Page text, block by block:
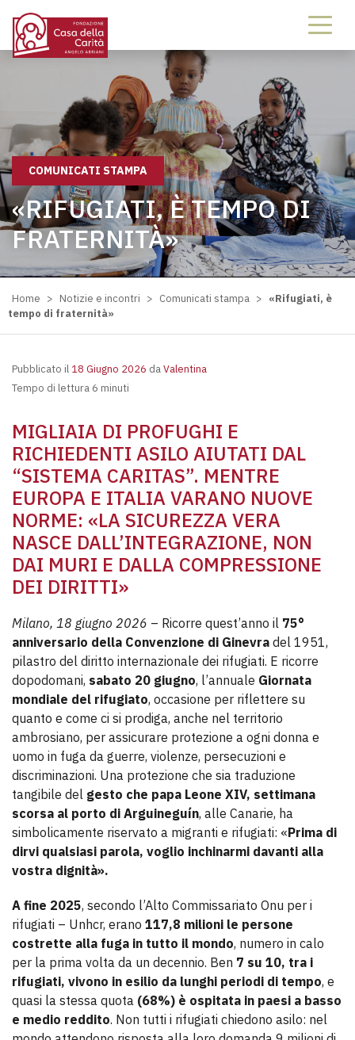
COMUNICATI STAMPA
«RIFUGIATI, È TEMPO DI
FRATERNITÀ»
Home > Notizie e incontri > Comunicati stampa > «Rifugiati, è
tempo di fraternità»
Pubblicato il 18 Giugno 2026 daValentina
Tempo di lettura 6 minuti
MIGLIAIA DI PROFUGHI E
RICHIEDENTI ASILO AIUTATI DAL
“SISTEMA CARITAS”. MENTRE
EUROPA E ITALIA VARANO NUOVE
NORME: «LA SICUREZZA VERA
NASCE DALL’INTEGRAZIONE, NON
DAI MURI E DALLA COMPRESSIONE
DEI DIRITTI»
Milano, 18 giugno 2026 – Ricorre quest’anno il 75°
anniversario della Convenzione di Ginevra del 1951,
pilastro del diritto internazionale dei rifugiati. E ricorre
dopodomani, sabato 20 giugno, l’annuale Giornata
mondiale del rifugiato, occasione per riflettere su
quanto e come ci si prodiga, anche nel territorio
ambrosiano, per assicurare protezione a ogni donna e
uomo in fuga da guerre, violenze, persecuzioni e
discriminazioni. Una protezione che sia traduzione
tangibile del gesto che papa Leone XIV, settimana
scorsa al porto di Arguineguín, alle Canarie, ha
simbolicamente riservato a migranti e rifugiati: «Prima di
dirvi qualsiasi parola, voglio inchinarmi davanti alla
vostra dignità».
A fine 2025, secondo l’Alto Commissariato Onu per i
rifugiati – Unhcr, erano 117,8 milioni le persone
costrette alla fuga in tutto il mondo, numero in calo
per la prima volta da un decennio. Ben 7 su 10, tra i
rifugiati, vivono in esilio da lunghi periodi di tempo, e
quasi la stessa quota (68%) è ospitata in paesi a basso
e medio reddito. Non tutti i rifugiati chiedono asilo: nel